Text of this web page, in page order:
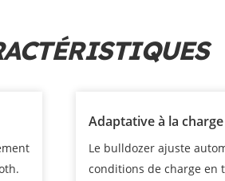
Adaptative à la
Le bulldozer ajuste
conditions de charge en